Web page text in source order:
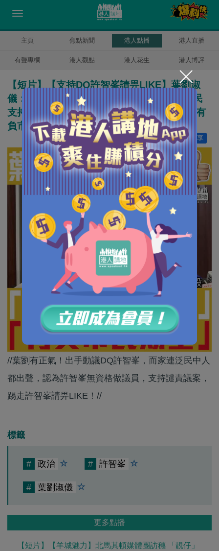
主頁 焦點新聞 港人點播 港人直播
有聲專欄 港人觀點 港人花生 港人博評
【短片】【支持DQ許智峯請畀LIKE】葉劉淑
儀：泛民覺得他應該辭職、我們希望爭取泛民
支持 許智峯的行為不配立法會議員的身份、有
負市民的期望
分享
讚好 10
//葉劉有正氣！出手動議DQ許智峯，而家連泛民中人
都出聲，認為許智峯無資格做議員，支持譴責議案，
踢走許智峯請畀LIKE！//
標籤
# 政治 # 許智峯
# 葉劉淑儀
更多點播
【短片】【羊城魅力】北馬其頓媒體團訪穗 「靚仔」